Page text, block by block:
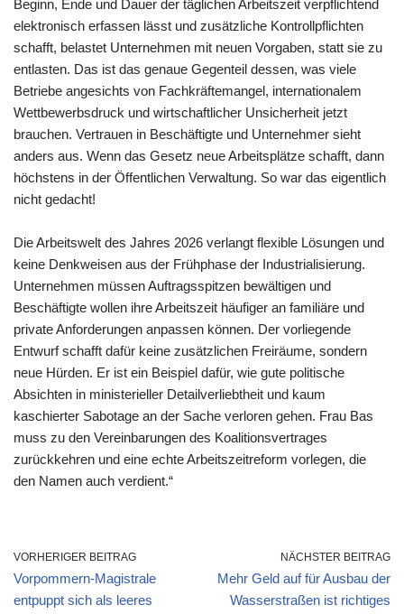
Beginn, Ende und Dauer der täglichen Arbeitszeit verpflichtend
elektronisch erfassen lässt und zusätzliche Kontrollpflichten
schafft, belastet Unternehmen mit neuen Vorgaben, statt sie zu
entlasten. Das ist das genaue Gegenteil dessen, was viele
Betriebe angesichts von Fachkräftemangel, internationalem
Wettbewerbsdruck und wirtschaftlicher Unsicherheit jetzt
brauchen. Vertrauen in Beschäftigte und Unternehmer sieht
anders aus. Wenn das Gesetz neue Arbeitsplätze schafft, dann
höchstens in der Öffentlichen Verwaltung. So war das eigentlich
nicht gedacht!
Die Arbeitswelt des Jahres 2026 verlangt flexible Lösungen und
keine Denkweisen aus der Frühphase der Industrialisierung.
Unternehmen müssen Auftragsspitzen bewältigen und
Beschäftigte wollen ihre Arbeitszeit häufiger an familiäre und
private Anforderungen anpassen können. Der vorliegende
Entwurf schafft dafür keine zusätzlichen Freiräume, sondern
neue Hürden. Er ist ein Beispiel dafür, wie gute politische
Absichten in ministerieller Detailverliebtheit und kaum
kaschierter Sabotage an der Sache verloren gehen. Frau Bas
muss zu den Vereinbarungen des Koalitionsvertrages
zurückkehren und eine echte Arbeitszeitreform vorlegen, die
den Namen auch verdient.“
VORHERIGER BEITRAG
Vorpommern-Magistrale
entpuppt sich als leeres
NÄCHSTER BEITRAG
Mehr Geld auf für Ausbau der
Wasserstraßen ist richtiges